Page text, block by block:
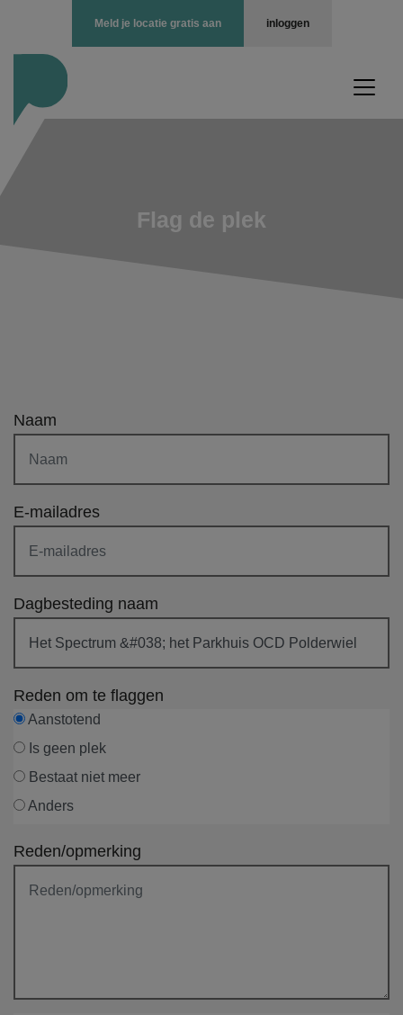
inloggen
Meld je locatie gratis aan
Flag de plek
Naam
E-mailadres
Dagbesteding naam
Reden om te flaggen
Aanstotend
Is geen plek
Bestaat niet meer
Anders
Reden/opmerking